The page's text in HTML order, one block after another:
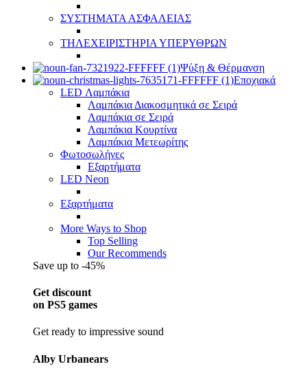
ΣΥΣΤΗΜΑΤΑ ΑΣΦΑΛΕΙΑΣ
ΤΗΛΕΧΕΙΡΙΣΤΗΡΙΑ ΥΠΕΡΥΘΡΩΝ
Ψύξη & Θέρμανση
Εποχιακά
LED Λαμπάκια
Λαμπάκια Διακοσμητικά σε Σειρά
Λαμπάκια σε Σειρά
Λαμπάκια Κουρτίνα
Λαμπάκια Μετεωρίτης
Φωτοσωλήνες
Εξαρτήματα
LED Neon
Εξαρτήματα
More Ways to Shop
Top Selling
Our Recommends
Save up to -45%
Get discount
on PS5 games
Get ready to impressive sound
Alby Urbanears